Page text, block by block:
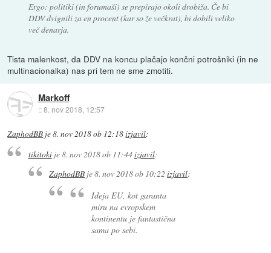
Ergo: politiki (in forumaši) se prepirajo okoli drobiža. Če bi
DDV dvignili za en procent (kar so že večkrat), bi dobili veliko
več denarja.
Tista malenkost, da DDV na koncu plačajo končni potrošniki (in ne
multinacionalka) nas pri tem ne sme zmotiti.
Markoff
::8. nov 2018, 12:57
ZaphodBB je8. nov 2018 ob 12:18izjavil:
tikitokije8. nov 2018 ob 11:44izjavil:
ZaphodBB je8. nov 2018 ob 10:22izjavil:
Ideja EU, kot garanta
miru na evropskem
kontinentu je fantastična
sama po sebi.